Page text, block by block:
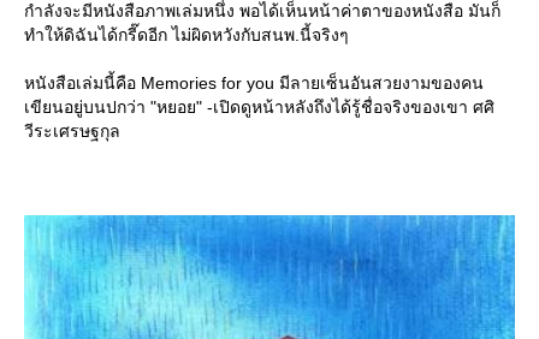
กำลังจะมีหนังสือภาพเล่มหนึ่ง พอได้เห็นหน้าค่าตาของหนังสือ มันก็
ทำให้ดิฉันได้กรี๊ดอีก ไม่ผิดหวังกับสนพ.นี้จริงๆ
หนังสือเล่มนี้คือ Memories for you มีลายเซ็นอันสวยงามของคน
เขียนอยู่บนปกว่า "หยอย" -เปิดดูหน้าหลังถึงได้รู้ชื่อจริงของเขา ศศิ
วีระเศรษฐกุล